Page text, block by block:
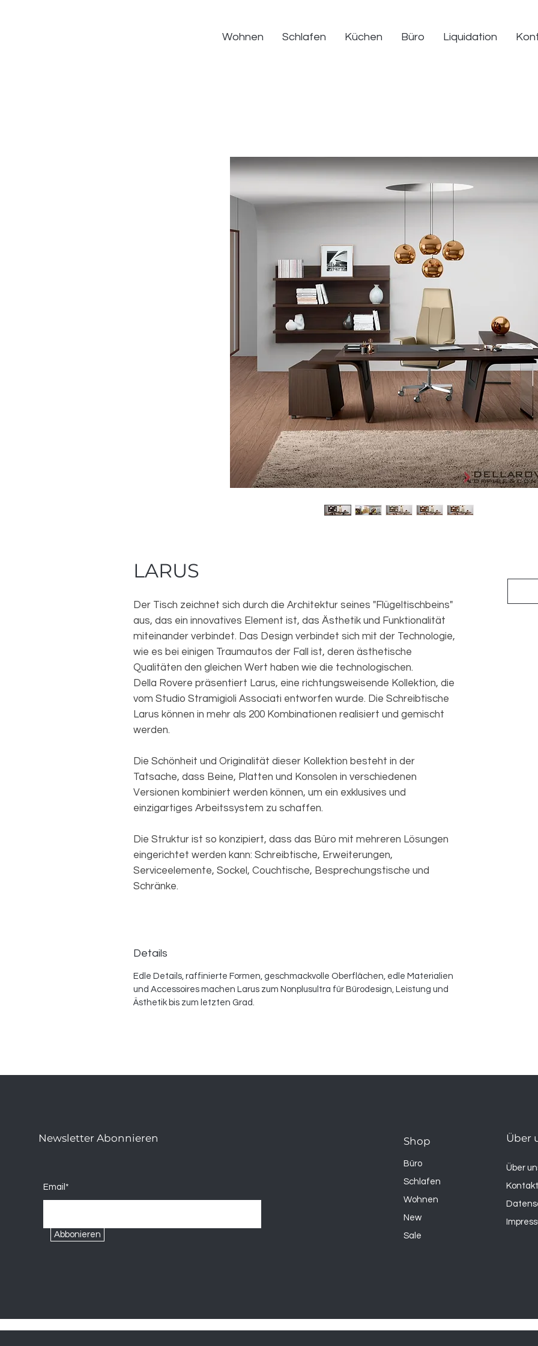
Wohnen Schlafen Küchen Büro Liquidation
LARUS
Der Tisch zeichnet sich durch die Architektur seines "Flügeltischbeins"
aus, das ein innovatives Element ist, das Ästhetik und Funktionalität
miteinander verbindet. Das Design verbindet sich mit der Technologie,
wie es bei einigen Traumautos der Fall ist, deren ästhetische
Qualitäten den gleichen Wert haben wie die technologischen.
Della Rovere präsentiert Larus, eine richtungsweisende Kollektion, die
vom Studio Stramigioli Associati entworfen wurde. Die Schreibtische
Larus können in mehr als 200 Kombinationen realisiert und gemischt
werden.
Die Schönheit und Originalität dieser Kollektion besteht in der
Tatsache, dass Beine, Platten und Konsolen in verschiedenen
Versionen kombiniert werden können, um ein exklusives und
einzigartiges Arbeitssystem zu schaffen.
Die Struktur ist so konzipiert, dass das Büro mit mehreren Lösungen
eingerichtet werden kann: Schreibtische, Erweiterungen,
Serviceelemente, Sockel, Couchtische, Besprechungstische und
Schränke.
Details
Edle Details, raffinierte Formen, geschmackvolle Oberflächen, edle Materialien
und Accessoires machen Larus zum Nonplusultra für Bürodesign, Leistung und
Ästhetik bis zum letzten Grad.
Newsletter Abonnieren
Email*
Abbonieren
Shop
Büro
Schlafen
Wohnen
New
Sale
Über
Über
Kontakt